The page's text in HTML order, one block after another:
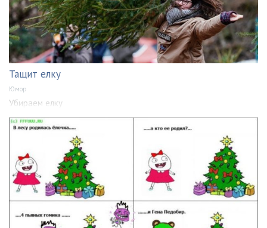
Тащит елку
Юмор
Убираем елку